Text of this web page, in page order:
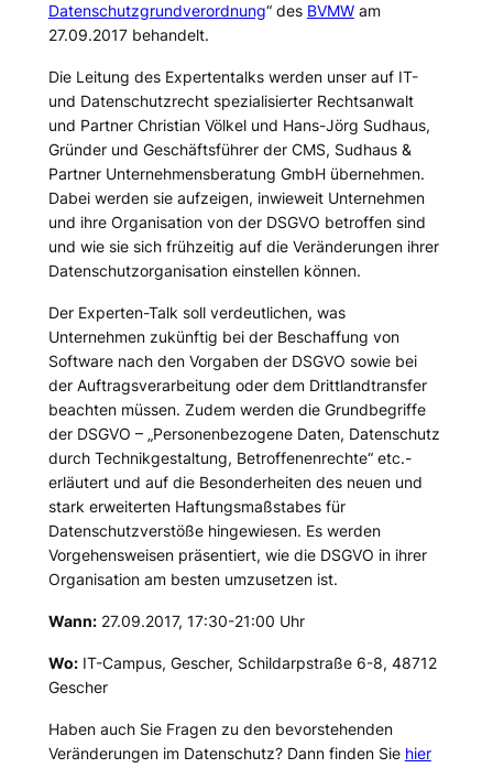
Datenschutzgrundverordnung“ des BVMWam
27.09.2017 behandelt.
Die Leitung des Expertentalks werden unser auf IT-
und Datenschutzrecht spezialisierter Rechtsanwalt
und Partner Christian Völkel und Hans-Jörg Sudhaus,
Gründer und Geschäftsführer der CMS, Sudhaus &
Partner Unternehmensberatung GmbH übernehmen.
Dabei werden sie aufzeigen, inwieweit Unternehmen
und ihre Organisation von der DSGVO betroffen sind
und wie sie sich frühzeitig auf die Veränderungen ihrer
Datenschutzorganisation einstellen können.
Der Experten-Talk soll verdeutlichen, was
Unternehmen zukünftig bei der Beschaffung von
Software nach den Vorgaben der DSGVO sowie bei
der Auftragsverarbeitung oder dem Drittlandtransfer
beachten müssen. Zudem werden die Grundbegriffe
der DSGVO – „Personenbezogene Daten, Datenschutz
durch Technikgestaltung, Betroffenenrechte“ etc.-
erläutert und auf die Besonderheiten des neuen und
stark erweiterten Haftungsmaßstabes für
Datenschutzverstöße hingewiesen. Es werden
Vorgehensweisen präsentiert, wie die DSGVO in ihrer
Organisation am besten umzusetzen ist.
Wann:27.09.2017, 17:30-21:00 Uhr
Wo:IT-Campus, Gescher, Schildarpstraße 6-8, 48712
Gescher
Haben auch Sie Fragen zu den bevorstehenden
Veränderungen im Datenschutz? Dann finden Sie hier